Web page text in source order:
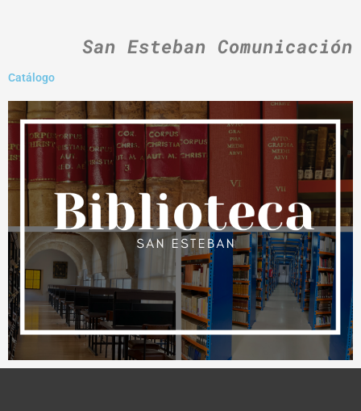
San Esteban Comunicación
Catálogo